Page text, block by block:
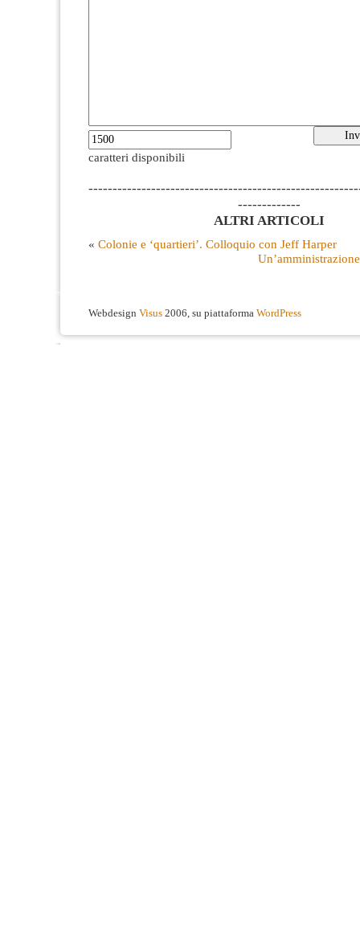
caratteri disponibili
-------------
ALTRI ARTICOLI
« Colonie e ‘quartieri’. Colloquio con Jeff Harper
Webdesign Visus 2006, su piattaforma WordPress